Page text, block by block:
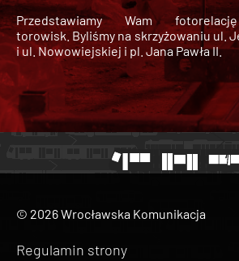
Przedstawiamy Wam
torowisk. Byliśmy na skrzyżowaniu ul.
i ul. Nowowiejskiej i pl. Jana Pawła II.
© 2026 Wrocławska Komunikacja
Regulamin strony